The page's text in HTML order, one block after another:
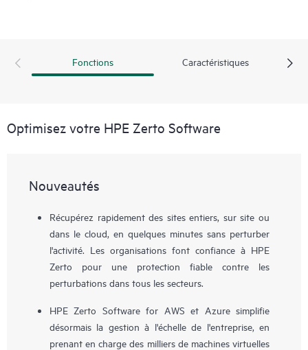
Fonctions Caractéristiques
Optimisez votre HPE Zerto Software
Nouveautés
Récupérez rapidement des sites entiers, sur site ou
dans le cloud, en quelques minutes sans perturber
l'activité. Les organisations font confiance à HPE
Zerto pour une protection fiable contre les
perturbations dans tous les secteurs.
HPE Zerto Software for AWS et Azure simplifie
désormais la gestion à l'échelle de l'entreprise, en
prenant en charge des milliers de machines virtuelles